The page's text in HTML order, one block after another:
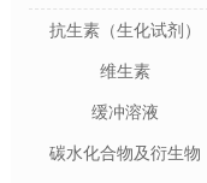
抗生素（生化试剂）
维生素
缓冲溶液
碳水化合物及衍生物